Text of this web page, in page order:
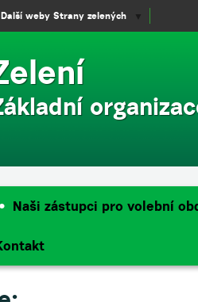
Naši zástupci pro volební
Další weby Strany zelených ▼